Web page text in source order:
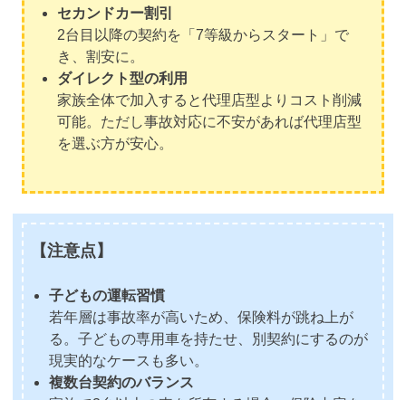
セカンドカー割引
2台目以降の契約を「7等級からスタート」で
き、割安に。
ダイレクト型の利用
家族全体で加入すると代理店型よりコスト削減
可能。ただし事故対応に不安があれば代理店型
を選ぶ方が安心。
【注意点】
子どもの運転習慣
若年層は事故率が高いため、保険料が跳ね上が
る。子どもの専用車を持たせ、別契約にするのが
現実的なケースも多い。
複数台契約のバランス